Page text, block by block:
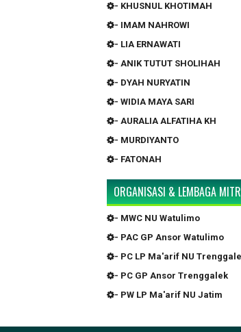
- KHUSNUL KHOTIMAH
- IMAM NAHROWI
- LIA ERNAWATI
- ANIK TUTUT SHOLIHAH
- DYAH NURYATIN
- WIDIA MAYA SARI
- AURALIA ALFATIHA KH
- MURDIYANTO
- FATONAH
ORGANISASI & LEMBAGA
- MWC NU Watulimo
- PAC GP Ansor Watulimo
- PC LP Ma'arif NU
- PC GP Ansor Trenggalek
- PW LP Ma'arif NU Jatim